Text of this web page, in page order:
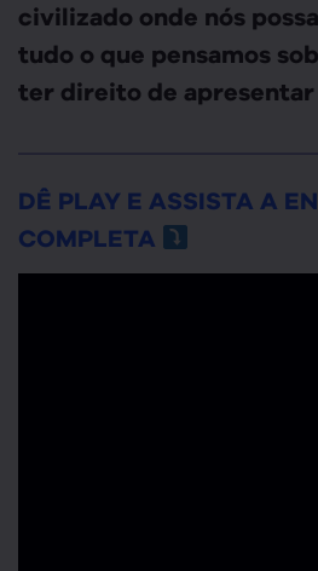
civilizado onde nós
tudo o que pensamos
ter direito de apresentar
DÊ PLAY E ASSISTA A
COMPLETA